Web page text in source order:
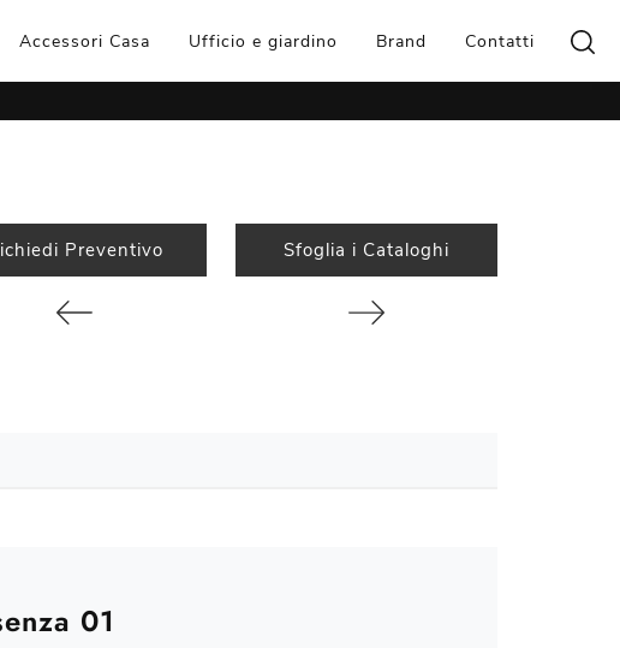
Accessori Casa Ufficio e giardino Brand Contatti
Preventivo Sfoglia i Cataloghi
01